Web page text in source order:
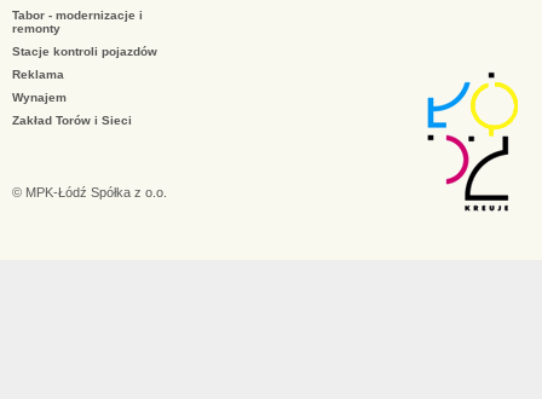
Tabor - modernizacje i
remonty
Stacje kontroli pojazdów
Reklama
Wynajem
Zakład Torów i Sieci
© MPK-Łódź Spółka z o.o.